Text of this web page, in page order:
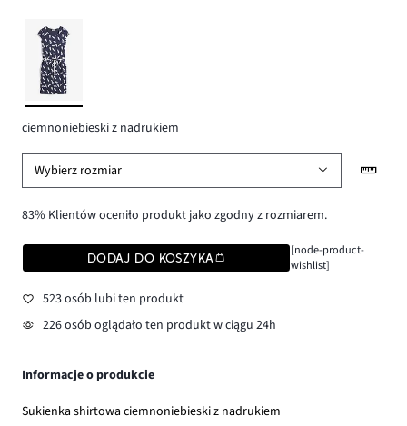
ciemnoniebieski z nadrukiem
Wybierz rozmiar
83% Klientów oceniło produkt jako zgodny z rozmiarem.
DODAJ DO KOSZYKA
[node-product-
wishlist]
523 osób lubi ten produkt
226 osób oglądało ten produkt w ciągu 24h
Informacje o produkcie
Sukienka shirtowa ciemnoniebieski z nadrukiem